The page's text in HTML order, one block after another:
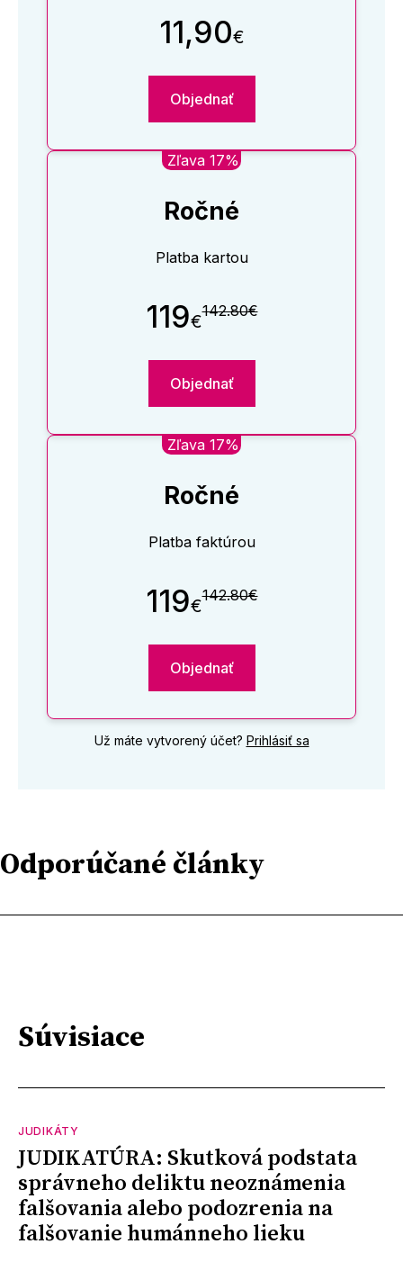
11,90€
Objednať
Zľava 17%
Ročné
Platba kartou
119€142.80€
Objednať
Zľava 17%
Ročné
Platba faktúrou
119€142.80€
Objednať
Už máte vytvorený účet? Prihlásiť sa
Odporúčané články
Súvisiace
JUDIKÁTY
JUDIKATÚRA: Skutková podstata
správneho deliktu neoznámenia
falšovania alebo podozrenia na
falšovanie humánneho lieku